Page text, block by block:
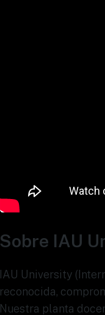
Sobre IAU
IAU University
reconocida,
Nuestra planta